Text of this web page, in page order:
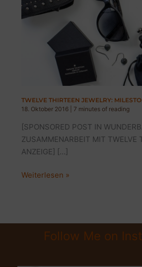
TWELVE THIRTEEN JEWELRY:
18. Oktober 2016
7 minutes of reading
[SPONSORED POST IN
ZUSAMMENARBEIT MIT TWELVE
ANZEIGE] […]
TWELVE
IN
Weiterlesen »
Follow Me on